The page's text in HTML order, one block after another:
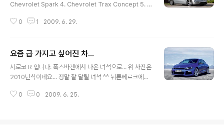
Chevrolet Spark 4. Chevrolet Trax Concept 5. C
GMC에서 나오는 큰 트럭같은 차량 하나 있는데... 사진을
0 1 2009. 6. 29.
요즘 급 가지고 싶어진 차...
시로코 R 입니다. 폭스바겐에서 나온 녀석으로... 위 사진은
2010년식이네요... 정말 잘 달릴 녀석 ^^ 뉘른베르크에서
재치고 10위권 내에 든 차니까... 스펙상으로만 좋은 차가
0 0 2009. 6. 25.